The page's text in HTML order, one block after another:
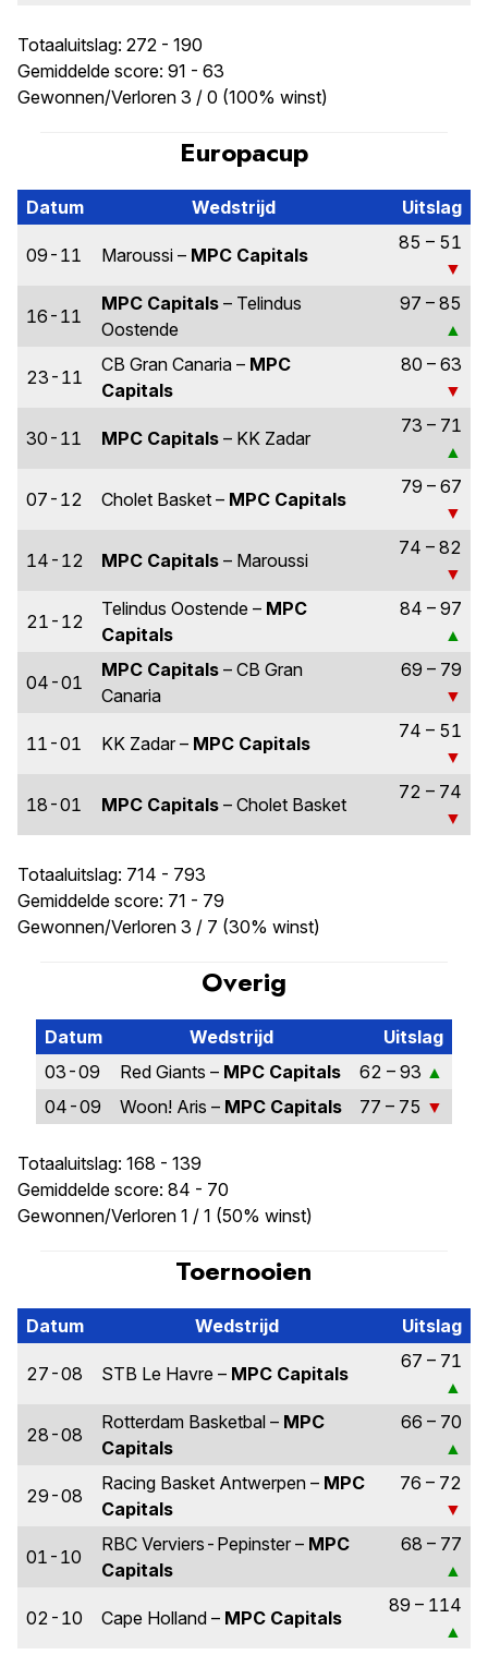
Totaaluitslag: 272 - 190
Gemiddelde score: 91 - 63
Gewonnen/Verloren 3 / 0 (100% winst)
Europacup
Datum Wedstrijd Uitslag
09-11 Maroussi – MPC Capitals
85 – 51
16-11
MPC Capitals – Telindus
Oostende
97 – 85
23-11
CB Gran Canaria – MPC
Capitals
80 – 63
30-11 MPC Capitals – KK Zadar
73 – 71
07-12 Cholet Basket – MPC Capitals
79 – 67
14-12 MPC Capitals – Maroussi
74 – 82
21-12
Telindus Oostende – MPC
Capitals
84 – 97
04-01
MPC Capitals – CB Gran
Canaria
69 – 79
11-01 KK Zadar – MPC Capitals
74 – 51
18-01 MPC Capitals – Cholet Basket
72 – 74
Totaaluitslag: 714 - 793
Gemiddelde score: 71 - 79
Gewonnen/Verloren 3 / 7 (30% winst)
Overig
Datum Wedstrijd
Uitslag
03-09
Red Giants – MPC Capitals
62 – 93
04-09
Woon! Aris – MPC Capitals 77 – 75
Totaaluitslag: 168 - 139
Gemiddelde score: 84 - 70
Gewonnen/Verloren 1 / 1 (50% winst)
Toernooien
Datum Wedstrijd Uitslag
27-08 STB Le Havre – MPC Capitals
67 – 71
28-08
Rotterdam Basketbal – MPC
Capitals
66 – 70
29-08
Racing Basket Antwerpen – MPC
Capitals
76 – 72
01-10
RBC Verviers-Pepinster – MPC
Capitals
68 – 77
02-10 Cape Holland – MPC Capitals
89 – 114